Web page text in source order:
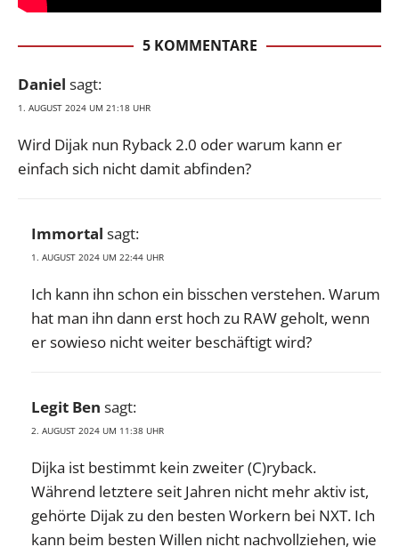
5 KOMMENTARE
Daniel sagt:
1. AUGUST 2024 UM 21:18 UHR
Wird Dijak nun Ryback 2.0 oder warum kann er
einfach sich nicht damit abfinden?
Immortal sagt:
1. AUGUST 2024 UM 22:44 UHR
Ich kann ihn schon ein bisschen verstehen. Warum
hat man ihn dann erst hoch zu RAW geholt, wenn
er sowieso nicht weiter beschäftigt wird?
Legit Ben sagt:
2. AUGUST 2024 UM 11:38 UHR
Dijka ist bestimmt kein zweiter (C)ryback.
Während letztere seit Jahren nicht mehr aktiv ist,
gehörte Dijak zu den besten Workern bei NXT. Ich
kann beim besten Willen nicht nachvollziehen, wie